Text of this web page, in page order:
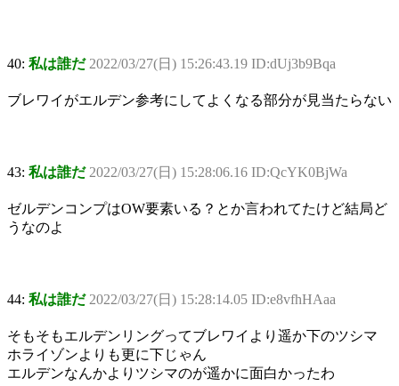
40: 私は誰だ 2022/03/27(日) 15:26:43.19 ID:dUj3b9Bqa
ブレワイがエルデン参考にしてよくなる部分が見当たらない
43: 私は誰だ 2022/03/27(日) 15:28:06.16 ID:QcYK0BjWa
ゼルデンコンプはOW要素いる？とか言われてたけど結局ど
うなのよ
44: 私は誰だ 2022/03/27(日) 15:28:14.05 ID:e8vfhHAaa
そもそもエルデンリングってブレワイより遥か下のツシマ
ホライゾンよりも更に下じゃん
エルデンなんかよりツシマのが遥かに面白かったわ